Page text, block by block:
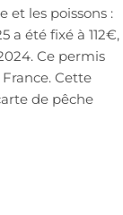
et les poissons :
a été fixé à 112€,
Ce permis
Cette
de pêche